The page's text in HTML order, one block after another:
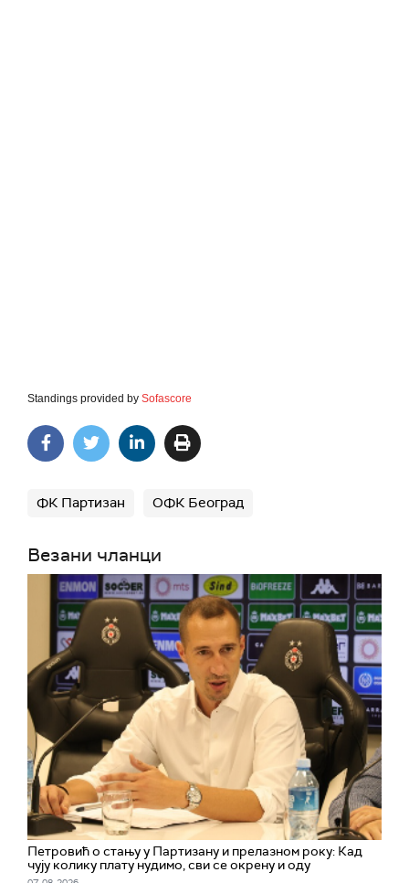
Standings provided by Sofascore
ФК Партизан ОФК Београд
Везани чланци
Петровић о стању у Партизану и прелазном року: Кад
чују колику плату нудимо, сви се окрену и оду